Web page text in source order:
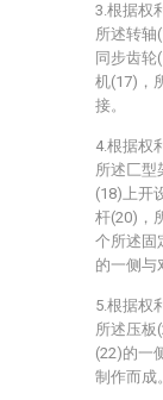
3.根据权
所述转轴
同步齿轮
机(17)，
接。
4.根据权
所述匚型
(18)上开
杆(20)，
个所述固
的一侧与
5.根据权
所述压板
(22)的一
制作而成。